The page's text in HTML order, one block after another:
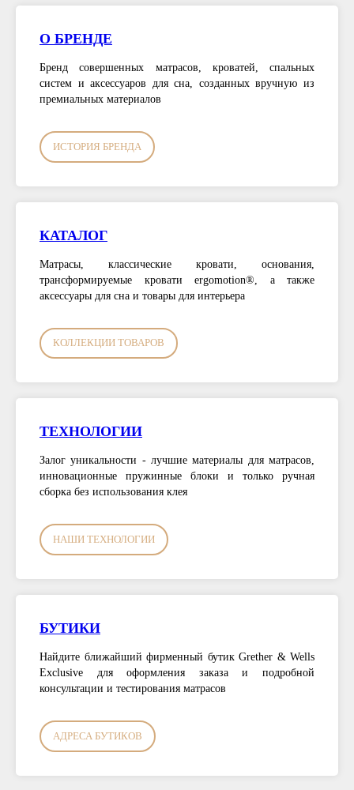
О БРЕНДЕ
Бренд совершенных матрасов, кроватей, спальных
систем и аксессуаров для сна, созданных вручную из
премиальных материалов
ИСТОРИЯ БРЕНДА
КАТАЛОГ
Матрасы, классические кровати, основания,
трансформируемые кровати ergomotion®, а также
аксессуары для сна и товары для интерьера
КОЛЛЕКЦИИ ТОВАРОВ
ТЕХНОЛОГИИ
Залог уникальности - лучшие материалы для матрасов,
инновационные пружинные блоки и только ручная
сборка без использования клея
НАШИ ТЕХНОЛОГИИ
БУТИКИ
Найдите ближайший фирменный бутик Grether & Wells
Exclusive для оформления заказа и подробной
консультации и тестирования матрасов
АДРЕСА БУТИКОВ